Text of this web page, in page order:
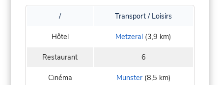
/ Transport / Loisirs
Hôtel Metzeral (3,9 km)
Restaurant 6
Cinéma Munster(8,5 km)